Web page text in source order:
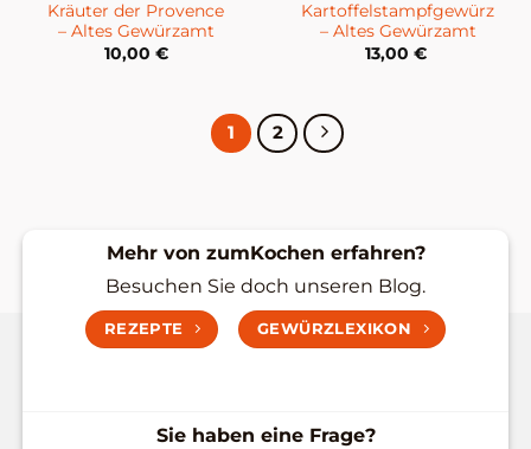
Kräuter der Provence
– Altes Gewürzamt
10,00 €
Kartoffelstampfgewürz
– Altes Gewürzamt
13,00 €
1 2
Mehr von zumKochen erfahren?
Besuchen Sie doch unseren Blog.
REZEPTE GEWÜRZLEXIKON
Sie haben eine Frage?